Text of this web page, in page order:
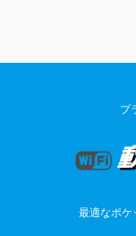
プ
最適なポケ